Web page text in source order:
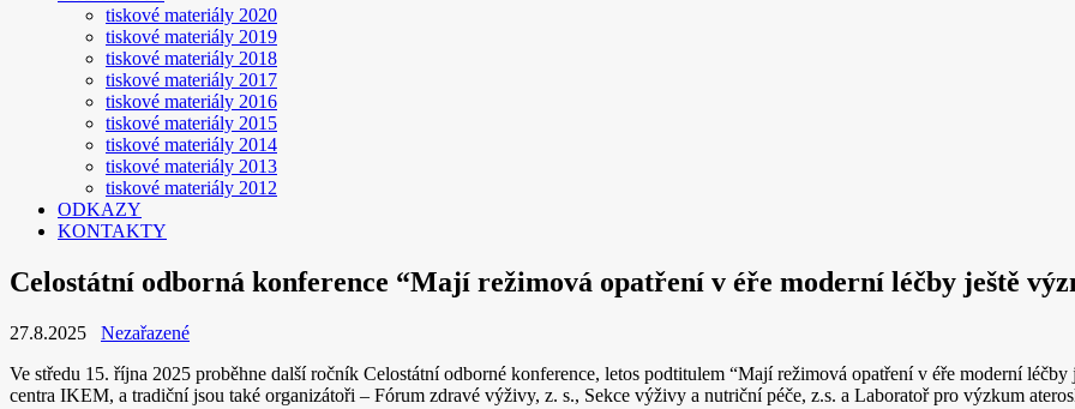
tiskové materiály 2020
tiskové materiály 2019
tiskové materiály 2018
tiskové materiály 2017
tiskové materiály 2016
tiskové materiály 2015
tiskové materiály 2014
tiskové materiály 2013
tiskové materiály 2012
ODKAZY
KONTAKTY
Celostátní odborná konference “Mají režimová opatření v éře moderní léčby ještě
27.8.2025
Nezařazené
Ve středu 15. října 2025 proběhne další ročník Celostátní odborné konference, letos podtitulem “Mají režimová opatření v éře moderní
centra IKEM, a tradiční jsou také organizátoři – Fórum zdravé výživy, z. s., Sekce výživy a nutriční péče, z.s. a Laboratoř pro výzkum